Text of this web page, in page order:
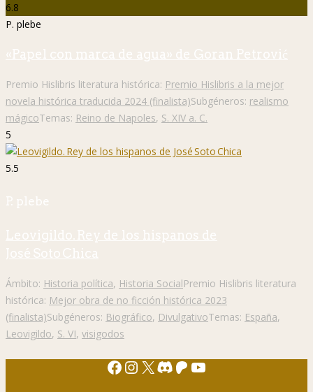
6.8
P. plebe
«Papel con marca de agua» de Goran Petrović
Premio Hislibris literatura histórica: Premio Hislibris a la mejor
novela histórica traducida 2024 (finalista)Subgéneros: realismo
mágicoTemas: Reino de Napoles, S. XIV a. C.
5
5.5
P. plebe
Leovigildo. Rey de los hispanos de
José Soto Chica
Ámbito: Historia política, Historia SocialPremio Hislibris literatura
histórica: Mejor obra de no ficción histórica 2023
(finalista)Subgéneros: Biográfico, DivulgativoTemas: España,
Leovigildo, S. VI, visigodos
Facebook
Instagram
X Discord
Patreon
YouTube